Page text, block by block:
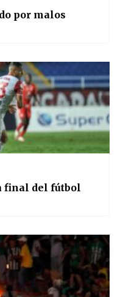
por malos
final del fútbol